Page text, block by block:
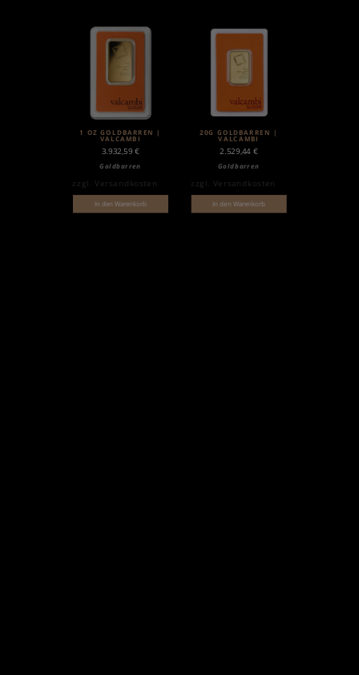
1 OZ GOLDBARREN |
VALCAMBI
3.932,59 €
Goldbarren
zzgl.Versandkosten
In den Warenkorb
20G GOLDBARREN |
VALCAMBI
2.529,44 €
Goldbarren
zzgl. Versandkosten
In den Warenkorb